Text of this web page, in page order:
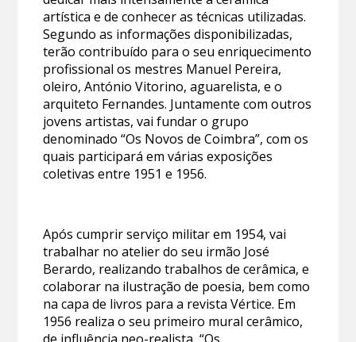
artística e de conhecer as técnicas utilizadas.
Segundo as informações disponibilizadas,
terão contribuído para o seu enriquecimento
profissional os mestres Manuel Pereira,
oleiro, António Vitorino, aguarelista, e o
arquiteto Fernandes. Juntamente com outros
jovens artistas, vai fundar o grupo
denominado “Os Novos de Coimbra”, com os
quais participará em várias exposições
coletivas entre 1951 e 1956.
Após cumprir serviço militar em 1954, vai
trabalhar no atelier do seu irmão José
Berardo, realizando trabalhos de cerâmica, e
colaborar na ilustração de poesia, bem como
na capa de livros para a revista Vértice. Em
1956 realiza o seu primeiro mural cerâmico,
de influência neo-realista, “Os